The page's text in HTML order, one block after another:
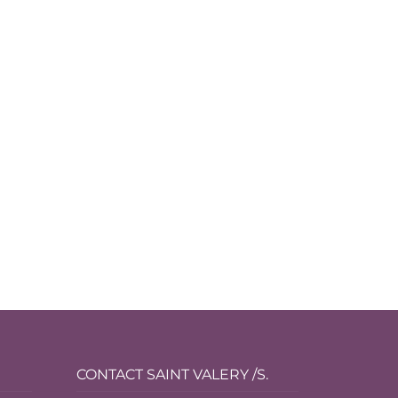
CONTACT SAINT VALERY /S.